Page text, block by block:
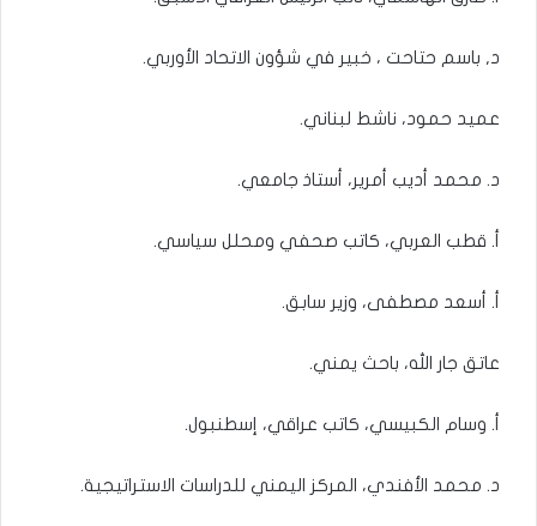
د, باسم حتاحت ، خبير في شؤون الاتحاد الأوربي.
عميد حمود، ناشط لبناني.
د. محمد أديب أمرير، أستاذ جامعي.
أ. قطب العربي، كاتب صحفي ومحلل سياسي.
أ. أسعد مصطفى، وزير سابق.
عاتق جار الله، باحث يمني.
أ. وسام الكبيسي، كاتب عراقي، إسطنبول.
د. محمد الأفندي، المركز اليمني للدراسات الاستراتيجية.